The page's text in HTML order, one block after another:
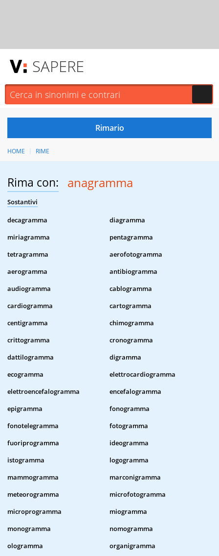
SAPERE
HOME RIME
Rima con: anagramma
Sostantivi
decagramma
diagramma
miriagramma
pentagramma
tetragramma
aerofotogramma
aerogramma
antibiogramma
audiogramma
cablogramma
cardiogramma
cartogramma
centigramma
chimogramma
crittogramma
cronogramma
dattilogramma
digramma
ecogramma
elettrocardiogramma
elettroencefalogramma
encefalogramma
epigramma
fonogramma
fonotelegramma
fotogramma
fuoriprogramma
ideogramma
istogramma
logogramma
mammogramma
marconigramma
meteorogramma
microfotogramma
microprogramma
miogramma
monogramma
nomogramma
ologramma
organigramma